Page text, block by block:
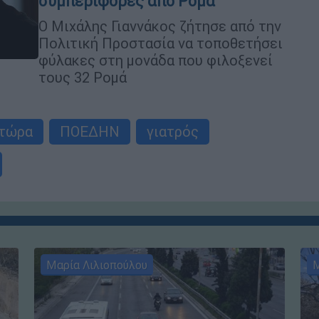
Ο Μιχάλης Γιαννάκος ζήτησε από την
Πολιτική Προστασία να τοποθετήσει
φύλακες στη μονάδα που φιλοξενεί
τους 32 Ρομά
ΠΟΕΔΗΝ
γιατρός
Μαρία Λιλιοπούλου